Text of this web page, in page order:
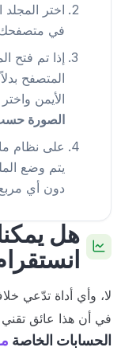
اختر
في متصفحك
إذا تم فتح
المتصفح
الأيمن واختر
الصورة
على نظام
يتم وضع
دون أي
هل
لا، وأي أداة تدّعي
في أن هذا عائق
الحسابات الخاصة